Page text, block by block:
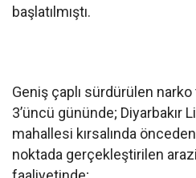
başlatılmıştı.
Geniş çaplı sürdürülen
3’üncü gününde; Diyarbakır
mahallesi kırsalında
noktada gerçekleştirilen